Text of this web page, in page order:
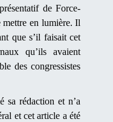
de Force-
en lumière. Il
que s’il faisait cet
qu’ils avaient
des congressistes
sa rédaction et n’a
et cet article a été